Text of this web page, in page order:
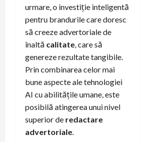
urmare, o investiție inteligentă
pentru brandurile care doresc
să creeze advertoriale de
înaltă calitate, care să
genereze rezultate tangibile.
Prin combinarea celor mai
bune aspecte ale tehnologiei
AI cu abilitățile umane, este
posibilă atingerea unui nivel
superior de redactare
advertoriale.